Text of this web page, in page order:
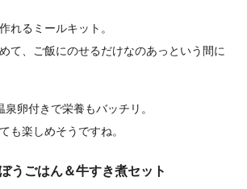
れるミールキット。
て、ご飯にのせるだけなのあっという間に
卵付きで栄養もバッチリ。
も楽しめそうですね。
うごはん＆牛すき煮セット